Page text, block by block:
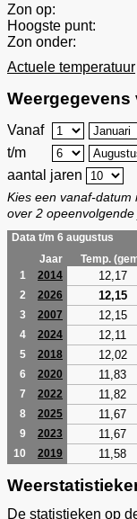
Zon op:
Hoogste punt:
Zon onder:
Actuele temperatuur
Weergegevens
Vanaf
t/m
aantal jaren
Kies een vanaf-
over 2 opeenvolgende
Data t/m 6 augustus
Jaar
Temp.
1
2014 12,17
2 2026 12,15
3 2007 12,15
4 2024 12,11
5 2018 12,02
6 2020 11,83
7 2022 11,82
8 2025 11,67
9 2023 11,67
10 2019 11,58
De statistieken op